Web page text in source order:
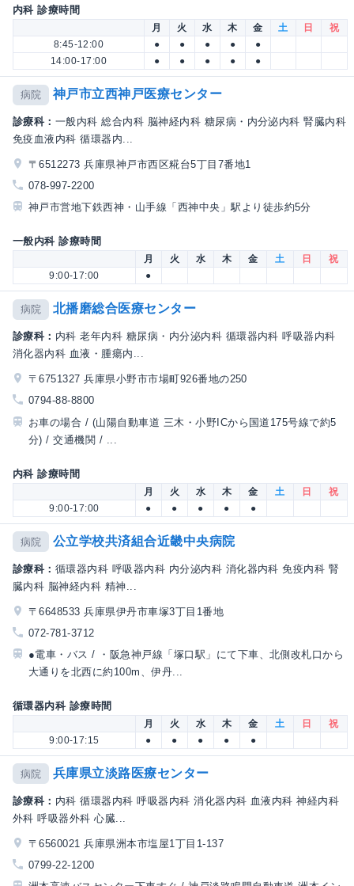
内科 診療時間
月 火 水 木 金 土 日
祝
8:45-12:00
● ● ● ●
●
14:00-17:00
● ● ● ● ●
病院 神戸市立西神戸医療センター
診療科： 一般内科 総合内科 脳神経内科 糖尿病・内分泌内科 腎臓内科
免疫血液内科 循環器内...
〒6512273 兵庫県神戸市西区糀台5丁目7番地1
078-997-2200
神戸市営地下鉄西神・山手線「西神中央」駅より徒歩約5分
一般内科 診療時間
月 火 水 木 金 土 日
祝
9:00-17:00
●
病院 北播磨総合医療センター
診療科： 内科 老年内科 糖尿病・内分泌内科 循環器内科 呼吸器内科
消化器内科 血液・腫瘍内...
〒6751327 兵庫県小野市市場町926番地の250
0794-88-8800
お車の場合 / (山陽自動車道 三木・小野ICから国道175号線で約5
分) / 交通機関 / ...
内科 診療時間
月 火 水 木 金 土 日
祝
9:00-17:00
● ● ● ● ●
病院 公立学校共済組合近畿中央病院
診療科： 循環器内科 呼吸器内科 内分泌内科 消化器内科 免疫内科 腎
臓内科 脳神経内科 精神...
〒6648533 兵庫県伊丹市車塚3丁目1番地
072-781-3712
●電車・バス / ・阪急神戸線「塚口駅」にて下車、北側改札口から
大通りを北西に約100m、伊丹...
循環器内科 診療時間
月 火 水 木 金 土 日
祝
9:00-17:15
● ● ● ● ●
病院 兵庫県立淡路医療センター
診療科： 内科 循環器内科 呼吸器内科 消化器内科 血液内科 神経内科
外科 呼吸器外科 心臓...
〒6560021 兵庫県洲本市塩屋1丁目1-137
0799-22-1200